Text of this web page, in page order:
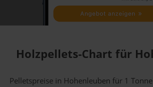
Holzpellets-Chart für
Pelletspreise in Hohenleuben für 1